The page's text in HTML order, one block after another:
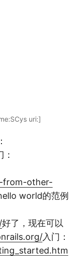
uri:]
：
from-other-
world的范例
好了，现在可以
入门：